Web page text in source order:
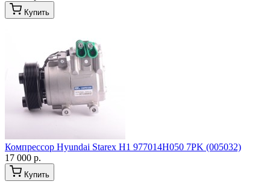
Купить
Компрессор Hyundai Starex H1 977014H050 7PK (005032)
17 000 р.
Купить